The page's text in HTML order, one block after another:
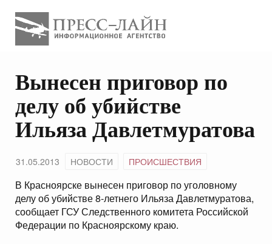
Вынесен приговор по
делу об убийстве
Ильяза Давлетмуратова
31.05.2013 НОВОСТИ ПРОИСШЕСТВИЯ
В Красноярске вынесен приговор по уголовному
делу об убийстве 8-летнего Ильяза Давлетмуратова,
сообщает ГСУ Следственного комитета Российской
Федерации по Красноярскому краю.